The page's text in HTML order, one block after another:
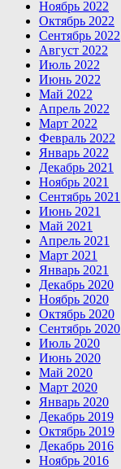
Ноябрь 2022
Октябрь 2022
Сентябрь 2022
Август 2022
Июль 2022
Июнь 2022
Май 2022
Апрель 2022
Март 2022
Февраль 2022
Январь 2022
Декабрь 2021
Ноябрь 2021
Сентябрь 2021
Июнь 2021
Май 2021
Апрель 2021
Март 2021
Январь 2021
Декабрь 2020
Ноябрь 2020
Октябрь 2020
Сентябрь 2020
Июль 2020
Июнь 2020
Май 2020
Март 2020
Январь 2020
Декабрь 2019
Октябрь 2019
Декабрь 2016
Ноябрь 2016